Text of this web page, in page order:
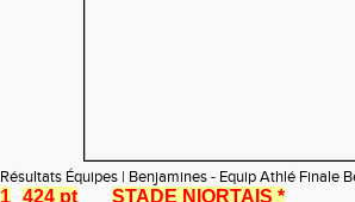
Résultats Équipes | Benjamines - Equip Athlé Finale
1 424 pt STADE NIORTAIS *